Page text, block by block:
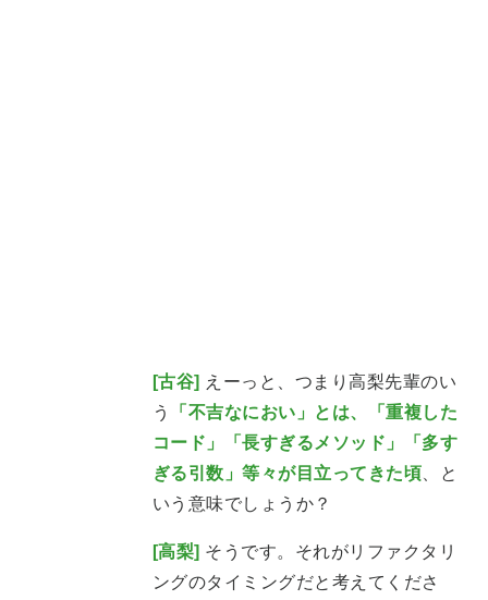
[古谷] えーっと、つまり高梨先輩のい
う
「不吉なにおい」とは、「重複した
コード」「長すぎるメソッド」「多す
ぎる引数」等々が目立ってきた頃 、と
いう意味でしょうか？
[高梨] そうです。それがリファクタリ
ングのタイミングだと考えてくださ